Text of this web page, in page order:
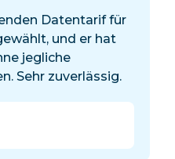
Datentarif für
und er hat
jegliche
Sehr zuverlässig.